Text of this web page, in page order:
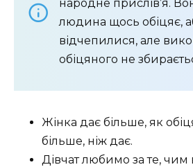
народне прислів’я.
людина щось обіцяє,
відчепилися, але
обіцяного не
Жінка дає більше, як
більше, ніж дає.
Дівчат любимо за те, чим